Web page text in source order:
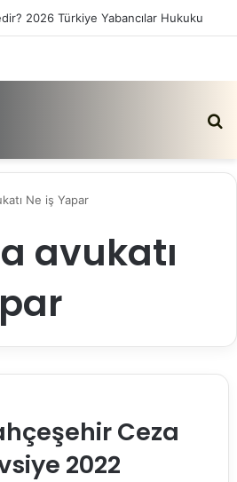
2026 Türkiye Yabancılar Hukuku
Ne iş Yapar
avukatı
Ceza
2022